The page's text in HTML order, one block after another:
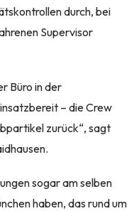
durch, bei
Supervisor
Büro in der
– die Crew
zurück“, sagt
sogar am selben
haben, das rund um